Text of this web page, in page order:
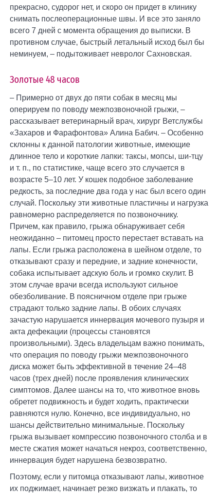
прекрасно, судорог нет, и скоро он придет в клинику
снимать послеоперационные швы. И все это заняло
всего 7 дней с момента обращения до выписки. В
противном случае, быстрый летальный исход был бы
неминуем, – подытоживает невролог Сахновская.
Золотые 48 часов
– Примерно от двух до пяти собак в месяц мы
оперируем по поводу межпозвоночной грыжи, –
рассказывает ветеринарный врач, хирург Ветслужбы
«Захаров и Фарафонтова» Алина Бабич. – Особенно
склонны к данной патологии животные, имеющие
длинное тело и короткие лапки: таксы, мопсы, ши-тцу
и т. п., по статистике, чаще всего это случается в
возрасте 5–10 лет. У кошек подобное заболевание
редкость, за последние два года у нас был всего один
случай. Поскольку эти животные пластичны и нагрузка
равномерно распределяется по позвоночнику.
Причем, как правило, грыжа обнаруживает себя
неожиданно – питомец просто перестает вставать на
лапы. Если грыжа расположена в шейном отделе, то
отказывают сразу и передние, и задние конечности,
собака испытывает адскую боль и громко скулит. В
этом случае врачи всегда используют сильное
обезболивание. В поясничном отделе при грыже
страдают только задние лапы. В обоих случаях
зачастую нарушается иннервация мочевого пузыря и
акта дефекации (процессы становятся
произвольными). Здесь владельцам важно понимать,
что операция по поводу грыжи межпозвоночного
диска может быть эффективной в течение 24–48
часов (трех дней) после проявления клинических
симптомов. Далее шансы на то, что животное вновь
обретет подвижность и будет ходить, практически
равняются нулю. Конечно, все индивидуально, но
шансы действительно минимальные. Поскольку
грыжа вызывает компрессию позвоночного столба и в
месте сжатия может начаться некроз, соответственно,
иннервация будет нарушена безвозвратно.
Поэтому, если у питомца отказывают лапы, животное
их поджимает, начинает резко визжать и плакать, то